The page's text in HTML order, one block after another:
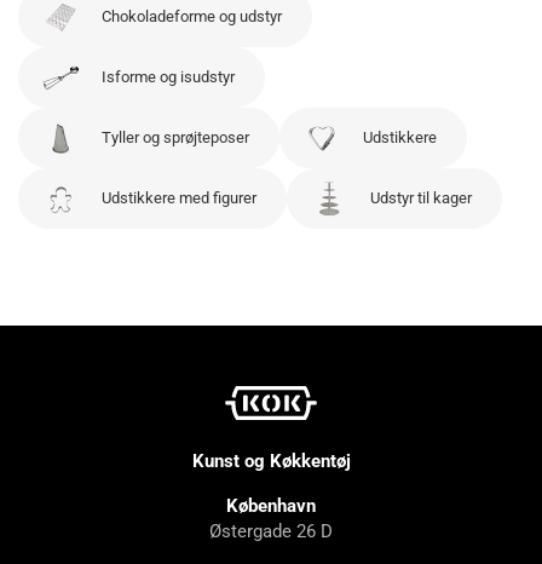
Chokoladeforme og udstyr
Isforme og isudstyr
Tyller og sprøjteposer Udstikkere
Udstikkere med figurer Udstyr til kager
Kunst og Køkkentøj
København
Østergade 26 D